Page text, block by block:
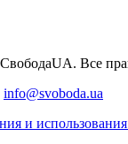
Все
info@svoboda.ua
и